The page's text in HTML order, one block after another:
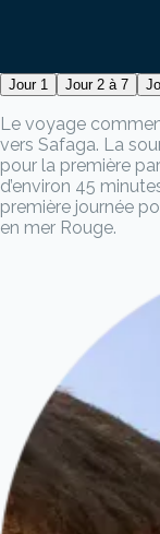
Jour 1 Jour 2 à 7
Le voyage
vers Safaga. La
pour la première
d’environ 45
première journée
en mer Rouge.